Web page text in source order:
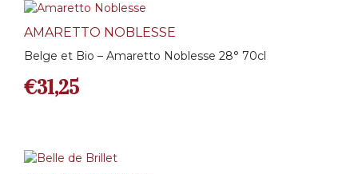
AMARETTO NOBLESSE
Belge et Bio – Amaretto Noblesse 28° 70cl
€31,25